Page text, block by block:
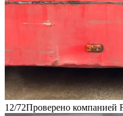
12/72Проверено компанией